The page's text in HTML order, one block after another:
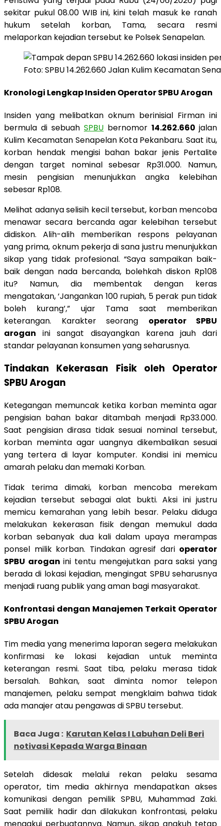
sekitar pukul 08.00 WIB ini, kini telah masuk ke ranah
hukum setelah korban, Tama, secara resmi
melaporkan kejadian tersebut ke Polsek Senapelan.
Foto: SPBU 14.262.660 Jalan Kulim Kecamatan
Kronologi Lengkap Insiden Operator SPBU Arogan
Insiden yang melibatkan oknum berinisial Firman ini
bermula di sebuah SPBU bernomor 14.262.660 jalan
Kulim Kecamatan Senapelan Kota Pekanbaru. Saat itu,
korban hendak mengisi bahan bakar jenis Pertalite
dengan target nominal sebesar Rp31.000. Namun,
mesin pengisian menunjukkan angka kelebihan
sebesar Rp108.
Melihat adanya selisih kecil tersebut, korban mencoba
menawar secara bercanda agar kelebihan tersebut
didiskon. Alih-alih memberikan respons pelayanan
yang prima, oknum pekerja di sana justru menunjukkan
sikap yang tidak profesional. “Saya sampaikan baik-
baik dengan nada bercanda, bolehkah diskon Rp108
itu? Namun, dia membentak dengan keras
mengatakan, ‘Jangankan 100 rupiah, 5 perak pun tidak
boleh kurang’,” ujar Tama saat memberikan
keterangan. Karakter seorang operator SPBU
arogan ini sangat disayangkan karena jauh dari
standar pelayanan konsumen yang seharusnya.
Tindakan Kekerasan Fisik oleh Operator
SPBU Arogan
Ketegangan memuncak ketika korban meminta agar
pengisian bahan bakar ditambah menjadi Rp33.000.
Saat pengisian dirasa tidak sesuai nominal tersebut,
korban meminta agar uangnya dikembalikan sesuai
yang tertera di layar komputer. Kondisi ini memicu
amarah pelaku dan memaki Korban.
Tidak terima dimaki, korban mencoba merekam
kejadian tersebut sebagai alat bukti. Aksi ini justru
memicu kemarahan yang lebih besar. Pelaku diduga
melakukan kekerasan fisik dengan memukul dada
korban sebanyak dua kali dalam upaya merampas
ponsel milik korban. Tindakan agresif dari operator
SPBU arogan ini tentu mengejutkan para saksi yang
berada di lokasi kejadian, mengingat SPBU seharusnya
menjadi ruang publik yang aman bagi masyarakat.
Konfrontasi dengan Manajemen Terkait Operator
SPBU Arogan
Tim media yang menerima laporan segera melakukan
konfirmasi ke lokasi kejadian untuk meminta
keterangan resmi. Saat tiba, pelaku merasa tidak
bersalah. Bahkan, saat diminta nomor telepon
manajemen, pelaku sempat mengklaim bahwa tidak
ada manajer atau pengawas di SPBU tersebut.
Baca Juga : Karutan Kelas I Labuhan Deli Beri
notivasi Kepada Warga Binaan
Setelah didesak melalui rekan pelaku sesama
operator, tim media akhirnya mendapatkan akses
komunikasi dengan pemilik SPBU, Muhammad Zaki.
Saat pemilik hadir dan dilakukan konfrontasi, pelaku